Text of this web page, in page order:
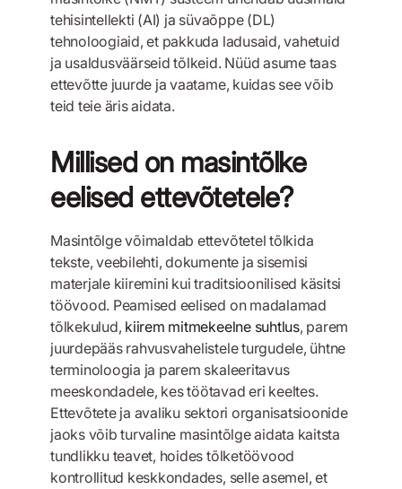
tehisintellekti (AI) ja süvaõppe (DL)
tehnoloogiaid, et pakkuda ladusaid, vahetuid
ja usaldusväärseid tõlkeid. Nüüd asume taas
ettevõtte juurde ja vaatame, kuidas see võib
teid teie äris aidata.
Millised on masintõlke
eelised ettevõtetele?
Masintõlge võimaldab ettevõtetel tõlkida
tekste, veebilehti, dokumente ja sisemisi
materjale kiiremini kui traditsioonilised käsitsi
töövood. Peamised eelised on madalamad
tõlkekulud, kiirem mitmekeelne suhtlus, parem
juurdepääs rahvusvahelistele turgudele, ühtne
terminoloogia ja parem skaleeritavus
meeskondadele, kes töötavad eri keeltes.
Ettevõtete ja avaliku sektori organisatsioonide
jaoks võib turvaline masintõlge aidata kaitsta
tundlikku teavet, hoides tõlketöövood
kontrollitud keskkondades, selle asemel, et